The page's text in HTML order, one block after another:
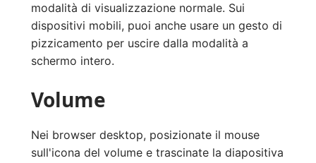
modalità di visualizzazione normale. Sui
dispositivi mobili, puoi anche usare un gesto di
pizzicamento per uscire dalla modalità a
schermo intero.
Volume
Nei browser desktop, posizionate il mouse
sull'icona del volume e trascinate la diapositiva